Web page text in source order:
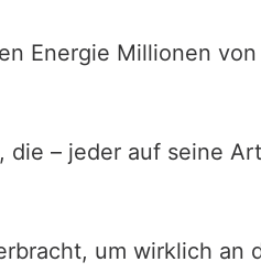
Energie Millionen von
– jeder auf seine
um wirklich an